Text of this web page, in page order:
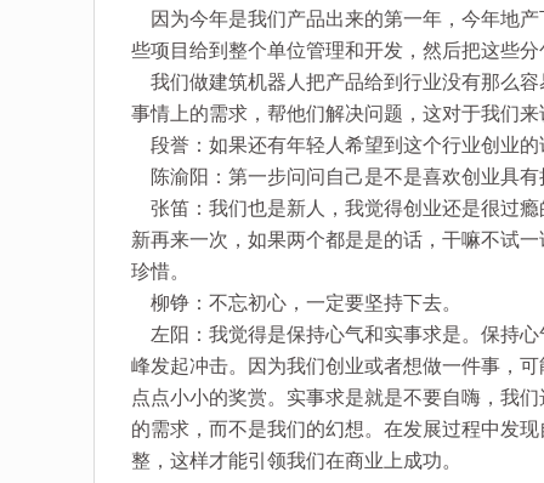
因为今年是我们产品出来的第一年，今年地
些项目给到整个单位管理和开发，然后把这些
我们做建筑机器人把产品给到行业没有那么
事情上的需求，帮他们解决问题，这对于我们
段誉：如果还有年轻人希望到这个行业创业
陈渝阳：第一步问问自己是不是喜欢创业具
张笛：我们也是新人，我觉得创业还是很过
新再来一次，如果两个都是是的话，干嘛不试
珍惜。
柳铮：不忘初心，一定要坚持下去。
左阳：我觉得是保持心气和实事求是。保持
峰发起冲击。因为我们创业或者想做一件事，
点点小小的奖赏。实事求是就是不要自嗨，我
的需求，而不是我们的幻想。在发展过程中发
整，这样才能引领我们在商业上成功。